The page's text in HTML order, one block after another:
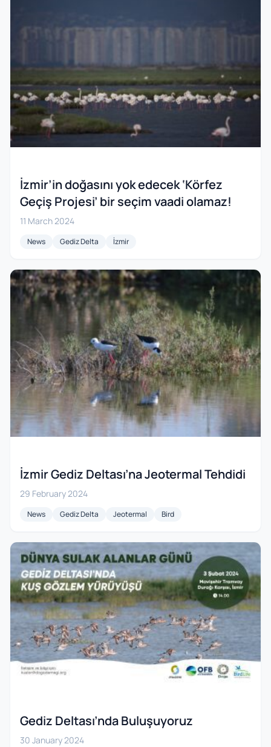
İzmir’in doğasını yok edecek ‘Körfez
Geçiş Projesi’ bir seçim vaadi olamaz!
11 March 2024
News Gediz Delta İzmir
İzmir Gediz Deltası’na Jeotermal Tehdidi
29 February 2024
News Gediz Delta Jeotermal Bird
Gediz Deltası’nda Buluşuyoruz
30 January 2024